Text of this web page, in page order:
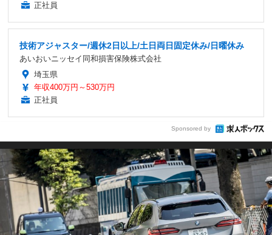
正社員
技術アジャスター/週休2日以上/土日両日固定休み/日曜休み
あいおいニッセイ同和損害保険株式会社
埼玉県
年収400万円～530万円
正社員
Sponsored by